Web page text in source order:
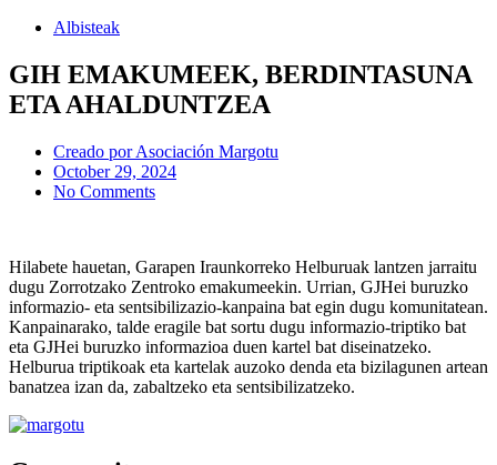
Albisteak
GIH EMAKUMEEK, BERDINTASUNA
ETA AHALDUNTZEA
Creado porAsociación Margotu
October 29, 2024
No Comments
Hilabete hauetan, Garapen Iraunkorreko Helburuak lantzen jarraitu
dugu Zorrotzako Zentroko emakumeekin. Urrian, GJHei buruzko
informazio- eta sentsibilizazio-kanpaina bat egin dugu komunitatean.
Kanpainarako, talde eragile bat sortu dugu informazio-triptiko bat
eta GJHei buruzko informazioa duen kartel bat diseinatzeko.
Helburua triptikoak eta kartelak auzoko denda eta bizilagunen artean
banatzea izan da, zabaltzeko eta sentsibilizatzeko.